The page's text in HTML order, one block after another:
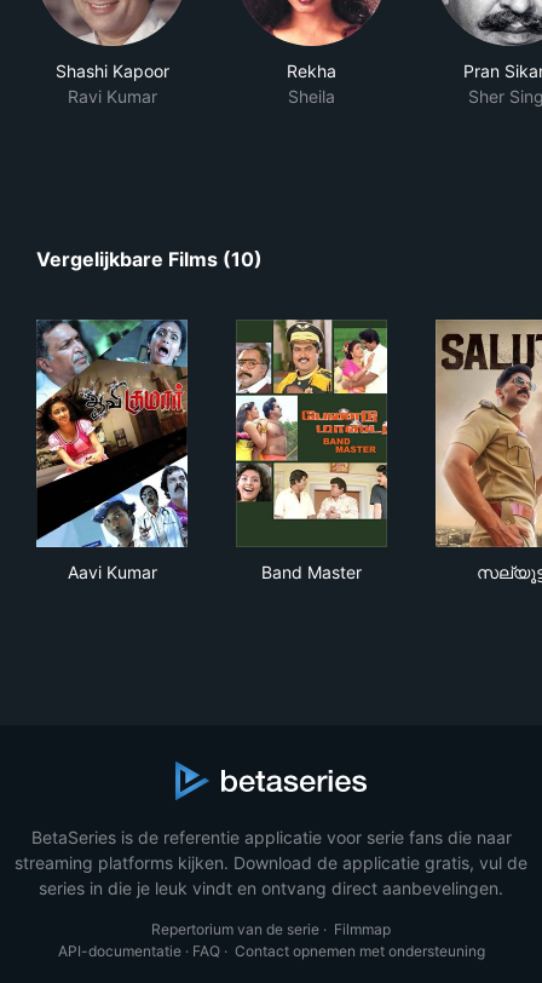
Shashi Kapoor
Ravi Kumar
Rekha
Sheila
Pran
Sher
Vergelijkbare Films (10)
Aavi Kumar Band Master
BetaSeries is de referentie applicatie voor serie fans die naar
streaming platforms kijken. Download de applicatie gratis, vul de
series in die je leuk vindt en ontvang direct aanbevelingen.
Repertorium van de serie · Filmmap
API-documentatie· FAQ· Contact opnemen met ondersteuning